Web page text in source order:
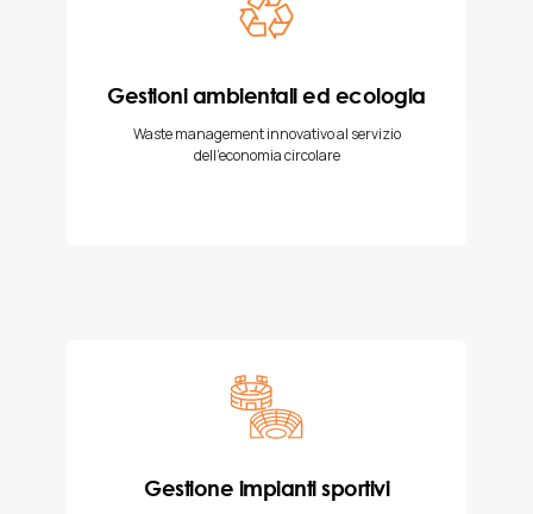
Gestioni ambientali ed ecologia
Waste management innovativo al servizio
dell’economia circolare
Gestione impianti sportivi